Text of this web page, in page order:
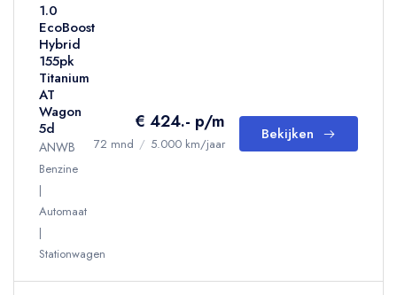
1.0
EcoBoost
Hybrid
155pk
Titanium
AT
Wagon
5d
ANWB
Benzine
Automaat
Stationwagen
€ 424.- p/m
72 mnd / 5.000 km/jaar
Bekijken